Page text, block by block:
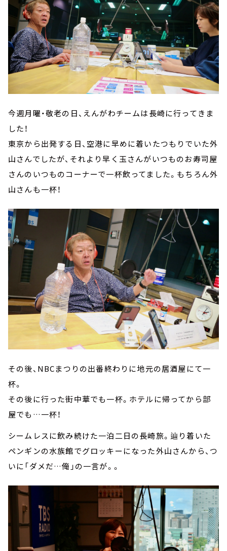
今週月曜・敬老の日、えんがわチームは長崎に行ってきま
した！
東京から出発する日、空港に早めに着いたつもりでいた外
山さんでしたが、それより早く玉さんがいつものお寿司屋
さんのいつものコーナーで一杯飲ってました。もちろん外
山さんも一杯！
その後、NBCまつりの出番終わりに地元の居酒屋にて一
杯。
その後に行った街中華でも一杯。ホテルに帰ってから部
屋でも…一杯！
シームレスに飲み続けた一泊二日の長崎旅。辿り着いた
ペンギンの水族館でグロッキーになった外山さんから、つ
いに「ダメだ…俺」の一言が。。